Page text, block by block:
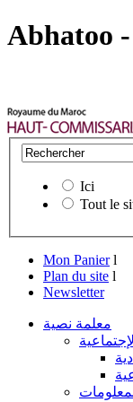
Abhatoo
Ici
Tout le
Mon Panier l
Plan du site l
Newsletter
معلمة نصية